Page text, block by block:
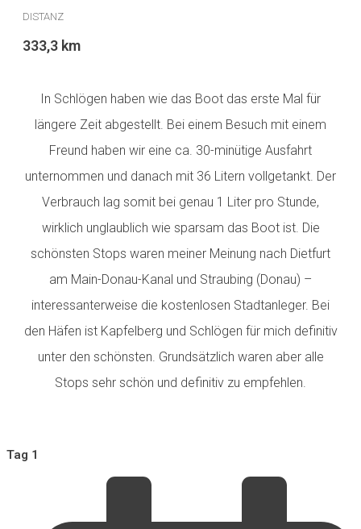
DISTANZ
333,3 km
In Schlögen haben wie das Boot das erste Mal für
längere Zeit abgestellt. Bei einem Besuch mit einem
Freund haben wir eine ca. 30-minütige Ausfahrt
unternommen und danach mit 36 Litern vollgetankt. Der
Verbrauch lag somit bei genau 1 Liter pro Stunde,
wirklich unglaublich wie sparsam das Boot ist. Die
schönsten Stops waren meiner Meinung nach Dietfurt
am Main-Donau-Kanal und Straubing (Donau) –
interessanterweise die kostenlosen Stadtanleger. Bei
den Häfen ist Kapfelberg und Schlögen für mich definitiv
unter den schönsten. Grundsätzlich waren aber alle
Stops sehr schön und definitiv zu empfehlen.
Tag 1